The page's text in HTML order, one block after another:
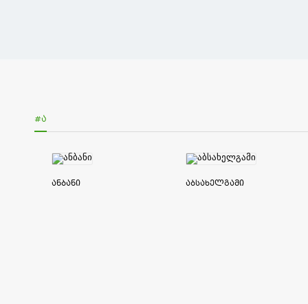
#Ა
ანბანი აბსახელგამი